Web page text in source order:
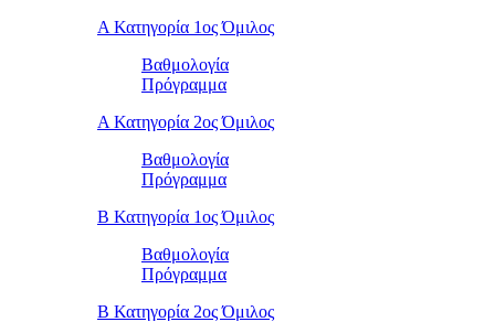
Α Κατηγορία 1ος Όμιλος
Βαθμολογία
Πρόγραμμα
Α Κατηγορία 2ος Όμιλος
Βαθμολογία
Πρόγραμμα
Β Κατηγορία 1ος Όμιλος
Βαθμολογία
Πρόγραμμα
Β Κατηγορία 2ος Όμιλος